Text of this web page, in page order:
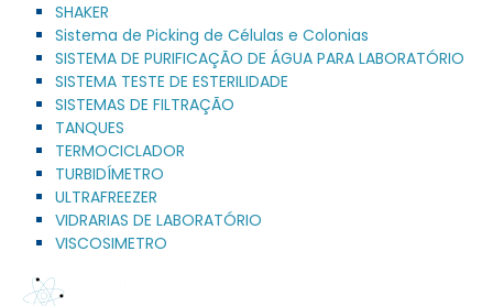
SHAKER
Sistema de Picking de Células e Colonias
SISTEMA DE PURIFICAÇÃO DE ÁGUA PARA LABORATÓRIO
SISTEMA TESTE DE ESTERILIDADE
SISTEMAS DE FILTRAÇÃO
TANQUES
TERMOCICLADOR
TURBIDÍMETRO
ULTRAFREEZER
VIDRARIAS DE LABORATÓRIO
VISCOSIMETRO